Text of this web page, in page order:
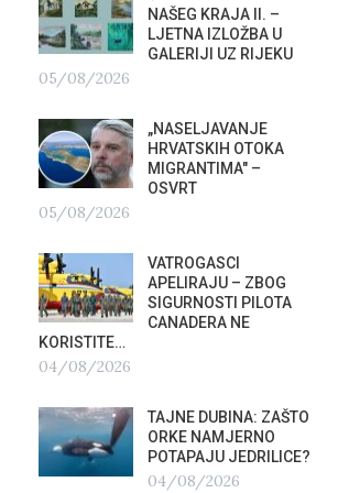
NAŠEG KRAJA II. –
LJETNA IZLOŽBA U
GALERIJI UZ RIJEKU
05/08/2026
„NASELJAVANJE
HRVATSKIH OTOKA
MIGRANTIMA″ –
OSVRT
05/08/2026
VATROGASCI
APELIRAJU – ZBOG
SIGURNOSTI PILOTA
CANADERA NE
KORISTITE…
04/08/2026
TAJNE DUBINA: ZAŠTO
ORKE NAMJERNO
POTAPAJU JEDRILICE?
04/08/2026